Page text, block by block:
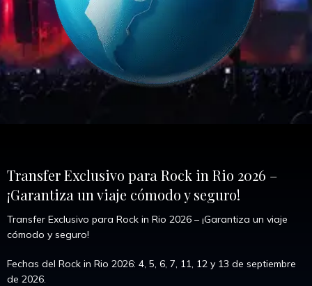
Transfer Exclusivo para Rock in Rio 2026 –
¡Garantiza un viaje cómodo y seguro!
Transfer Exclusivo para Rock in Rio 2026 – ¡Garantiza un viaje
cómodo y seguro!
Fechas del Rock in Rio 2026: 4, 5, 6, 7, 11, 12 y 13 de septiembre
de 2026.